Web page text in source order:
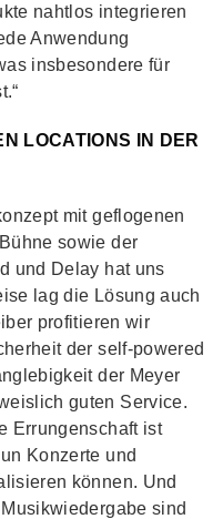
nahtlos integrieren
Anwendung
insbesondere für
LOCATIONS IN DER
mit geflogenen
sowie der
und Delay hat uns
lag die Lösung auch
profitieren wir
der self-powered
der Meyer
guten Service.
Errungenschaft ist
Konzerte und
können. Und
sind